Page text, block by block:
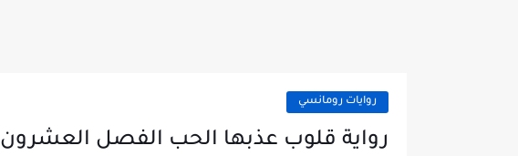
روايات رومانسي
رواية قلوب عذبها الحب الفصل العشرون 20 بقلم جنات بدر